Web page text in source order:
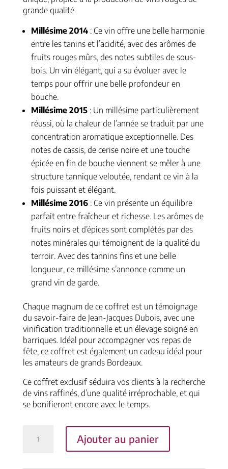
grande qualité.
Millésime 2014: Ce vin offre une belle harmonie
entre les tanins et l’acidité, avec des arômes de
fruits rouges mûrs, des notes subtiles de sous-
bois. Un vin élégant, qui a su évoluer avec le
temps pour offrir une belle profondeur en
bouche.
Millésime 2015: Un millésime particulièrement
réussi, où la chaleur de l’année se traduit par une
concentration aromatique exceptionnelle. Des
notes de cassis, de cerise noire et une touche
épicée en fin de bouche viennent se mêler à une
structure tannique veloutée, rendant ce vin à la
fois puissant et élégant.
Millésime 2016: Ce vin présente un équilibre
parfait entre fraîcheur et richesse. Les arômes de
fruits noirs et d’épices sont complétés par des
notes minérales qui témoignent de la qualité du
terroir. Avec des tannins fins et une belle
longueur, ce millésime s’annonce comme un
grand vin de garde.
Chaque magnum de ce coffret est un témoignage
du savoir-faire de Jean-Jacques Dubois, avec une
vinification traditionnelle et un élevage soigné en
barriques. Idéal pour accompagner vos repas de
fête, ce coffret est également un cadeau idéal pour
les amateurs de grands Bordeaux.
Ce coffret exclusif séduira vos clients à la recherche
de vins raffinés, d’une qualité irréprochable, et qui
se bonifieront encore avec le temps.
Ajouter au panier